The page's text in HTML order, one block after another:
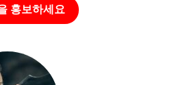
홍보하세요